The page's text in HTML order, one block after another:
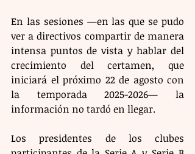
En las sesiones —en las que se pudo
ver a directivos compartir de manera
intensa puntos de vista y hablar del
crecimiento del certamen, que
iniciará el próximo 22 de agosto con
la temporada 2025-2026— la
información no tardó en llegar.
Los presidentes de los clubes